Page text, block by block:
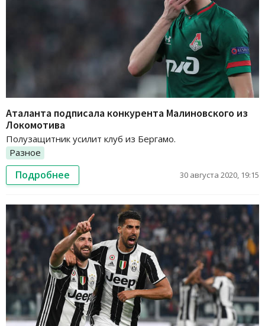
Аталанта подписала конкурента Малиновского из
Локомотива
Полузащитник усилит клуб из Бергамо.
Разное
Подробнее 30 августа 2020, 19:15